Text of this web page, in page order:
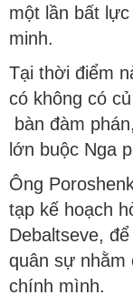
một lần bất
minh.
Tại thời điểm
có không có
bàn đàm
lớn buộc Nga
Ông
tạp kế hoạch
Debaltseve,
quân sự nhằm
chính mình.